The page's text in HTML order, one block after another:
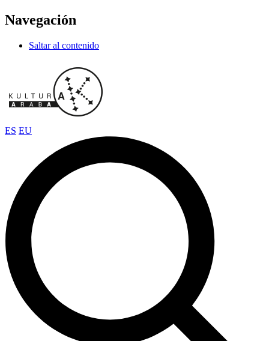
Navegación
Saltar al contenido
ES EU